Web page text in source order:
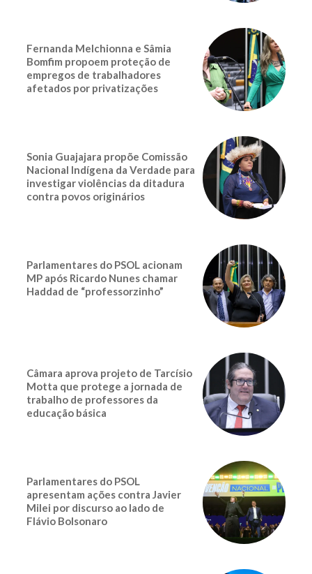
Fernanda Melchionna e Sâmia
Bomfim propoem proteção de
empregos de trabalhadores
afetados por privatizações
Sonia Guajajara propõe Comissão
Nacional Indígena da Verdade para
investigar violências da ditadura
contra povos originários
Parlamentares do PSOL acionam
MP após Ricardo Nunes chamar
Haddad de “professorzinho”
Câmara aprova projeto de Tarcísio
Motta que protege a jornada de
trabalho de professores da
educação básica
Parlamentares do PSOL
apresentam ações contra Javier
Milei por discurso ao lado de
Flávio Bolsonaro